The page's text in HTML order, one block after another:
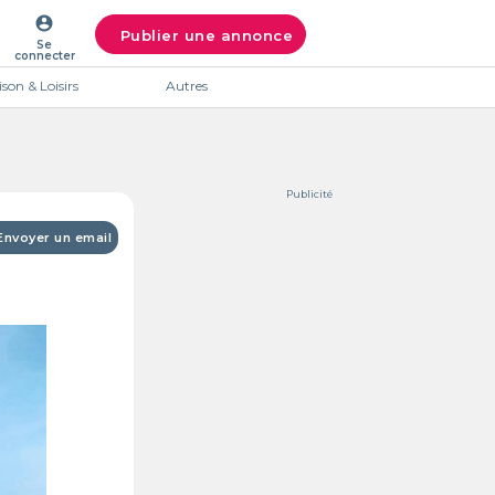
account_circle
Se
connecter
Publier une annonce
& Loisirs Autres
un email
Publicité